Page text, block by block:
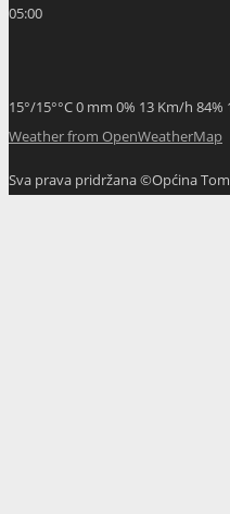
05:00
15°/15°°C0 mm 0% 13 Km/h 84%
Weather from OpenWeatherMap
Sva prava pridržana ©Općina